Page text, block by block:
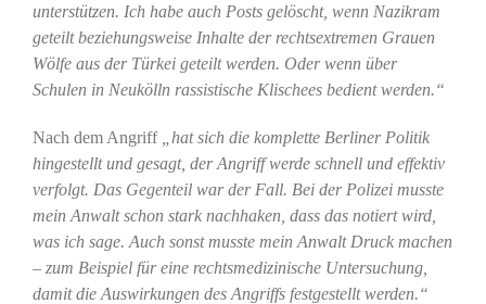
unterstützen. Ich habe auch Posts gelöscht, wenn Nazikram
geteilt beziehungsweise Inhalte der rechtsextremen Grauen
Wölfe aus der Türkei geteilt werden. Oder wenn über
Schulen in Neukölln rassistische Klischees bedient werden.“
Nach dem Angriff
„hat sich die komplette Berliner Politik
hingestellt und gesagt, der Angriff werde schnell und effektiv
verfolgt. Das Gegenteil war der Fall. Bei der Polizei musste
mein Anwalt schon stark nachhaken, dass das notiert wird,
was ich sage. Auch sonst musste mein Anwalt Druck machen
– zum Beispiel für eine rechtsmedizinische Untersuchung,
damit die Auswirkungen des Angriffs festgestellt werden.“